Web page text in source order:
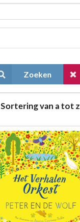
Zoeken
Sorteringvan a tot z